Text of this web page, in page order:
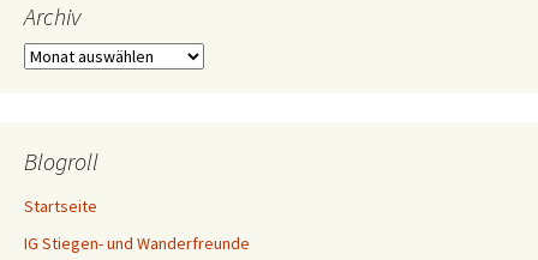
Archiv
Archiv
Blogroll
Startseite
IG Stiegen- und Wanderfreunde